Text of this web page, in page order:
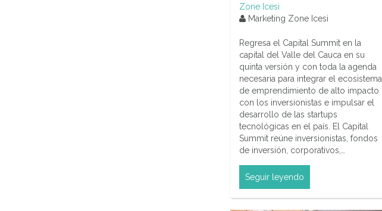
Zone Icesi
Marketing Zone Icesi
Regresa el Capital Summit en la
capital del Valle del Cauca en su
quinta versión y con toda la agenda
necesaria para integrar el ecosistema
de emprendimiento de alto impacto
con los inversionistas e impulsar el
desarrollo de las startups
tecnológicas en el país. El Capital
Summit reúne inversionistas, fondos
de inversión, corporativos,…
Seguir leyendo